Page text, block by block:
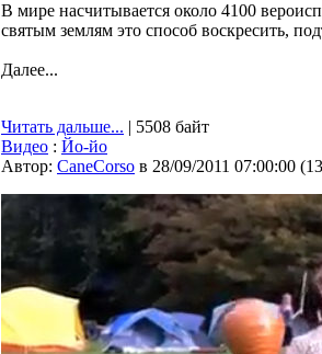
В мире насчитывается около 4100
святым землям это способ воскресить,
Далее...
Читать дальше... | 5508 байт
Видео : Йо-йо
Автор: CaneCorso в 28/09/2011 07:00:00 (